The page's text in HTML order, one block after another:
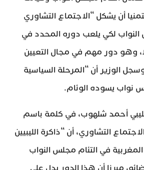
أن يشكل “الاجتماع التشاوري
لكي يلعب دوره المحدد في
وهو دور مهم في مجال التعيين
الوزير أن “المرحلة السياسية
نواب يسوده الوئام.
أحمد شلهوب، في كلمة باسم
التشاوري، أن “ذاكرة الليبيين
في التئام مجلس النواب